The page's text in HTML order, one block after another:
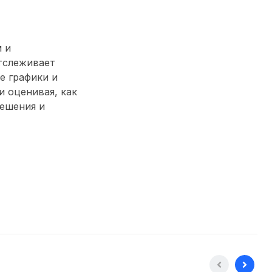
и
графики и
оценивая, как
и